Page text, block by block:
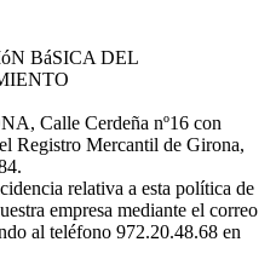
BáSICA DEL
Calle Cerdeña nº16 con
Registro Mercantil de Girona,
relativa a esta política de
empresa mediante el correo
al teléfono 972.20.48.68 en